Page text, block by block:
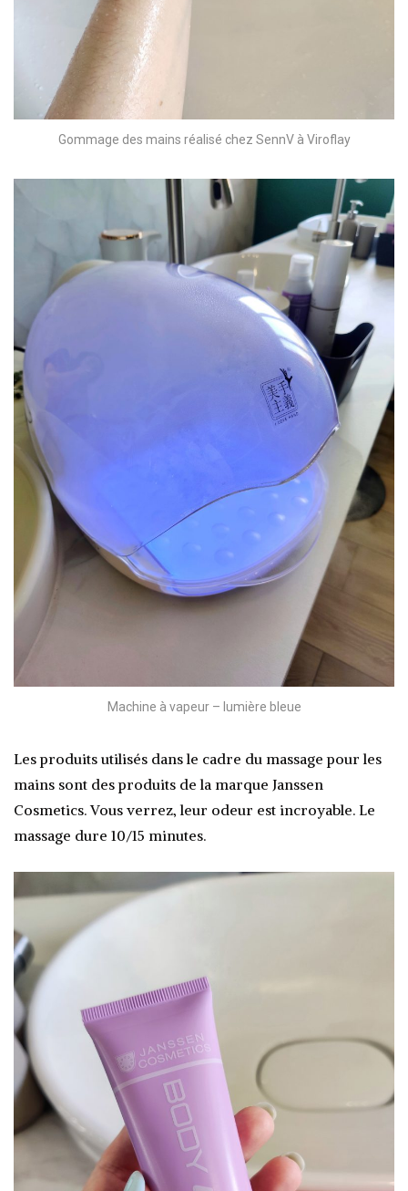
Gommage des mains réalisé chez SennV à Viroflay
Machine à vapeur – lumière bleue
Les produits utilisés dans le cadre du massage pour les
mains sont des produits de la marque Janssen
Cosmetics. Vous verrez, leur odeur est incroyable. Le
massage dure 10/15 minutes.